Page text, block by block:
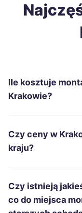
Mielec
Nowa Sól
Chełm
Ruda Śląska
Ile kosztuje
Krakowie?
Czy ceny w
kraju?
Czy istnieją
co do miejsca